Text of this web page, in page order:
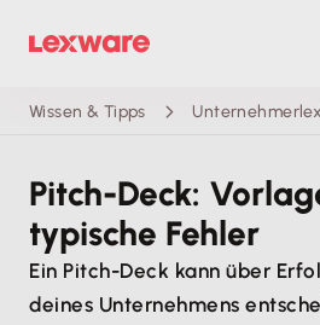
Wissen & Tipps
Pitch-Deck:
typische Fehler
Ein Pitch-Deck kann über
deines Unternehmens